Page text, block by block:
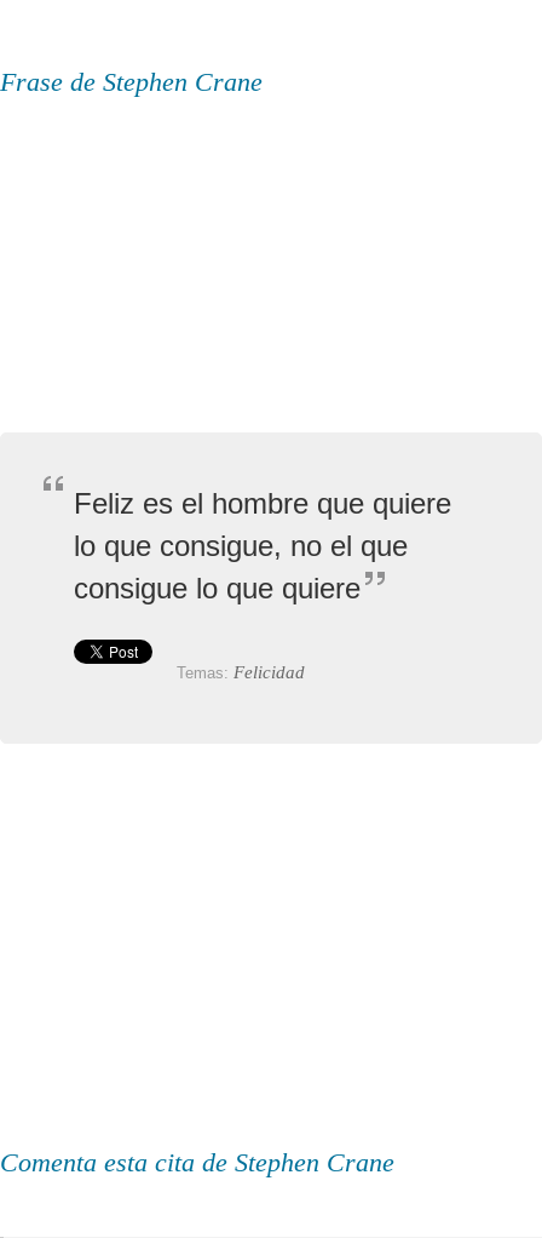
Frase de Stephen Crane
Feliz es el hombre que quiere
lo que consigue, no el que
consigue lo que quiere
Temas: Felicidad
Comenta esta cita de Stephen Crane